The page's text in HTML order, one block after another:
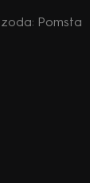
Pomsta